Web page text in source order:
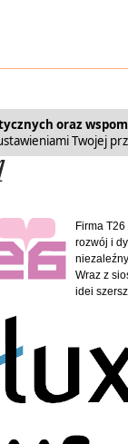
oraz
Twojej
Firma
rozwój i
Wraz z
idei